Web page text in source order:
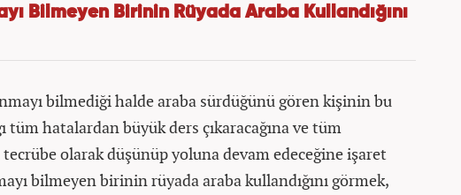
Bilmeyen Birinin Rüyada Araba Kullandığını
bilmediği halde araba sürdüğünü gören kişinin bu
tüm hatalardan büyük ders çıkaracağına ve tüm
tecrübe olarak düşünüp yoluna devam edeceğine işaret
bilmeyen birinin rüyada araba kullandığını görmek,